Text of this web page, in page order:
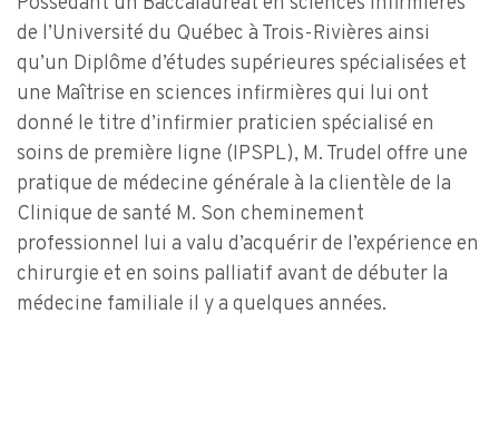
de l’Université du Québec à Trois-Rivières ainsi
qu’un Diplôme d’études supérieures spécialisées et
une Maîtrise en sciences infirmières qui lui ont
donné le titre d’infirmier praticien spécialisé en
soins de première ligne (IPSPL), M. Trudel offre une
pratique de médecine générale à la clientèle de la
Clinique de santé M. Son cheminement
professionnel lui a valu d’acquérir de l’expérience en
chirurgie et en soins palliatif avant de débuter la
médecine familiale il y a quelques années.